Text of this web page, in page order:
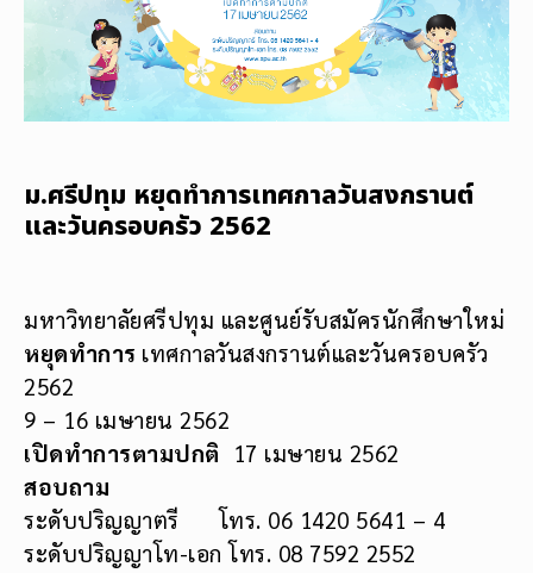
ม.ศรีปทุม หยุดทำการเทศกาลวันสงกรานต์
และวันครอบครัว 2562
มหาวิทยาลัยศรีปทุม และศูนย์รับสมัครนักศึกษาใหม่
หยุดทำการ เทศกาลวันสงกรานต์และวันครอบครัว
2562
9 – 16 เมษายน 2562
เปิดทำการตามปกติ 17 เมษายน 2562
สอบถาม
ระดับปริญญาตรี โทร. 06 1420 5641 – 4
ระดับปริญญาโท-เอก โทร. 08 7592 2552